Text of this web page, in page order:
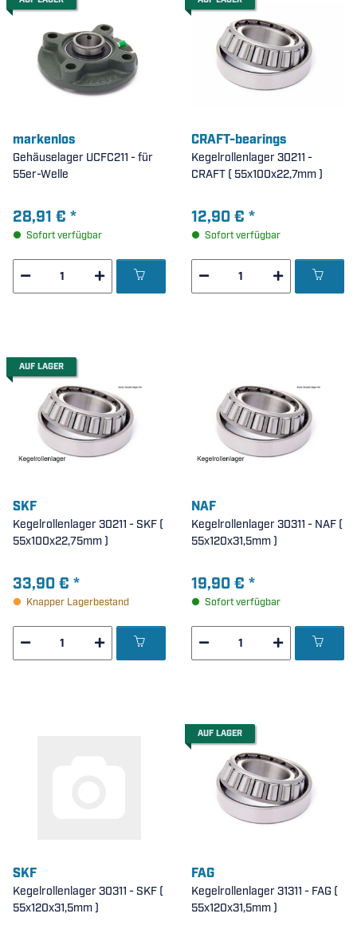
markenlos
Gehäuselager UCFC211 - für
55er-Welle
28,91 € *
Sofort verfügbar
CRAFT-bearings
Kegelrollenlager 30211 -
CRAFT ( 55x100x22,7mm )
12,90 € *
Sofort verfügbar
AUF LAGER
SKF
Kegelrollenlager 30211 - SKF (
55x100x22,75mm )
33,90 € *
Knapper Lagerbestand
NAF
Kegelrollenlager 30311 - NAF (
55x120x31,5mm )
19,90 € *
Sofort verfügbar
SKF
Kegelrollenlager 30311 - SKF (
55x120x31,5mm )
AUF LAGER
FAG
Kegelrollenlager 31311 - FAG (
55x120x31,5mm )